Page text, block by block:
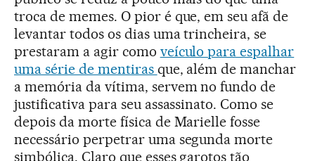
troca de memes. O pior é que, em seu afã de
levantar todos os dias uma trincheira, se
prestaram a agir como veículo para espalhar
uma série de mentiras que, além de manchar
a memória da vítima, servem no fundo de
justificativa para seu assassinato. Como se
depois da morte física de Marielle fosse
necessário perpetrar uma segunda morte
simbólica. Claro que esses garotos tão